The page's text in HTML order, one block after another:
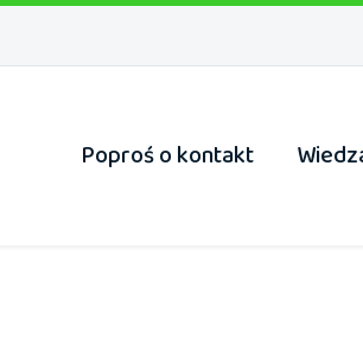
Poproś o kontakt